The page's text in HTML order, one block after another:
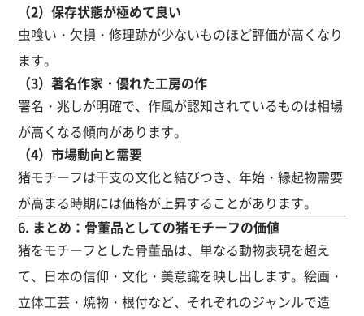
（2）保存状態が極めて良い
虫喰い・欠損・修理跡が少ないものほど評価が高くなり
ます。
（3）著名作家・優れた工房の作
署名・兆しが明確で、作風が認知されているものは相場
が高くなる傾向があります。
（4）市場動向と需要
猪モチーフは干支の文化と結びつき、年始・縁起物需要
が高まる時期には価格が上昇することがあります。
6. まとめ：骨董品としての猪モチーフの価値
猪をモチーフとした骨董品は、単なる動物表現を超え
て、日本の信仰・文化・美意識を映し出します。絵画・
立体工芸・焼物・根付など、それぞれのジャンルで造